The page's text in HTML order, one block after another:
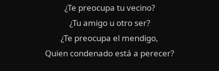
¿Te preocupa tu vecino?
¿Tu amigo u otro ser?
¿Te preocupa el mendigo,
Quien condenado está a perecer?